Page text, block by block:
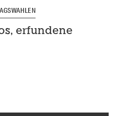
erfundene